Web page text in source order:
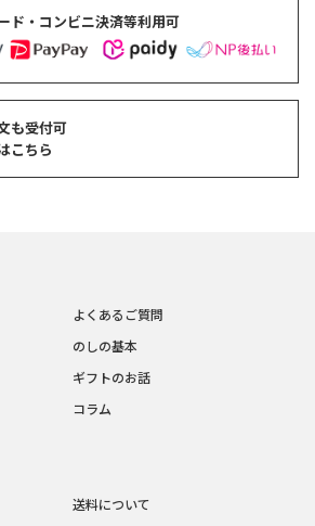
ド・コンビニ決済等利用可
も受付可
こちら
よくあるご質問
のしの基本
ギフトのお話
コラム
送料について